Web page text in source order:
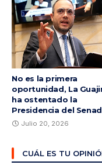
No es la primera
oportunidad, La
ha ostentado la
Presidencia del
Julio 20, 2026
CUÁL ES TU